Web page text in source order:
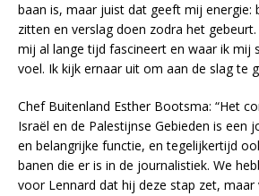
baan is, maar juist dat geeft mij energie:
zitten en verslag doen zodra het
mij al lange tijd fascineert en waar ik mij
voel. Ik kijk ernaar uit om aan de slag te
Chef Buitenland Esther Bootsma: “Het
Israël en de Palestijnse Gebieden is een
en belangrijke functie, en tegelijkertijd
banen die er is in de journalistiek. We
voor Lennard dat hij deze stap zet,